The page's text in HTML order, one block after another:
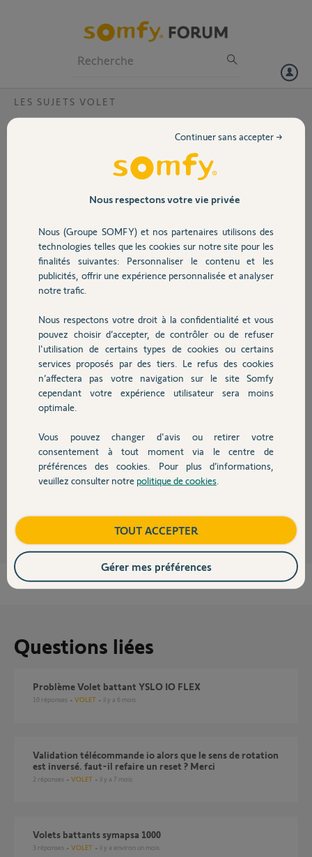
Volet
Sécurité
Domotique
Chauffage
Autres produits
Devis avec un pro
Contact
LES SUJETS VOLET
Impossible de modifier Sens de rotation
Je n’arrive pas à modifier le sens de rotation, c’est-à-dire lorsque,
j’appuie sur le bouton pour fermer, il ouvre et lorsque j’appuie sur le
exactement le même scénario alors qu’il est ouvert, on voit fermer et
inversement
Kit Synapsia 1000 io
Merci,
Paul
il y a 3 mois
Participer au fil de discussion
Réponses
telecommande
Questions liées
Problème Volet battant YSLO IO FLEX
10 réponses VOLET il y a 6 mois
Validation télécommande io alors que le sens de rotation
est inversé. faut-il refaire un reset ? Merci
2 réponses VOLET il y a 7 mois
Volets battants symapsa 1000
3 réponses VOLET il y a environ un mois
Nous respectons votre vie privée
Nous (Groupe SOMFY) et nos partenaires utilisons des
technologies telles que les cookies sur notre site pour les
finalités suivantes: Personnaliser le contenu et les
publicités, offrir une expérience personnalisée et analyser
notre trafic.
Nous respectons votre droit à la confidentialité et vous
pouvez choisir d’accepter, de contrôler ou de refuser
l'utilisation de certains types de cookies ou certains
services proposés par des tiers. Le refus des cookies
n’affectera pas votre navigation sur le site Somfy
cependant votre expérience utilisateur sera moins
optimale.
Vous pouvez changer d'avis ou retirer votre
consentement à tout moment via le centre de
préférences des cookies. Pour plus d’informations,
veuillez consulter notre politique de cookies
Continuer sans accepter →
TOUT ACCEPTER
Gérer mes préférences